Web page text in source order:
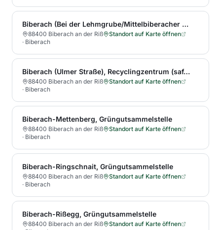
Biberach (Bei der Lehmgrube/Mittelbiberacher Steige), Recyclingzentrum
88400 Biberach an der Riß
Standort auf Karte öffnen
· Biberach
Biberach (Ulmer Straße), Recyclingzentrum (saftend)
88400 Biberach an der Riß
Standort auf Karte öffnen
· Biberach
Biberach-Mettenberg, Grüngutsammelstelle
88400 Biberach an der Riß
Standort auf Karte öffnen
· Biberach
Biberach-Ringschnait, Grüngutsammelstelle
88400 Biberach an der Riß
Standort auf Karte öffnen
· Biberach
Biberach-Rißegg, Grüngutsammelstelle
88400 Biberach an der Riß
Standort auf Karte öffnen